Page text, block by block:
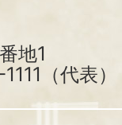
地1
（代表）